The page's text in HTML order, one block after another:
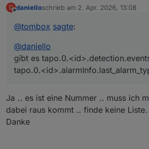
D danielloschrieb am 2. Apr. 2026, 13:08
zuletzt editiert von
@tombox sagte:
@daniello
gibt es
Ja .. es ist eine Nummer .. muss ich
dabei raus kommt .. finde keine Liste.
Danke